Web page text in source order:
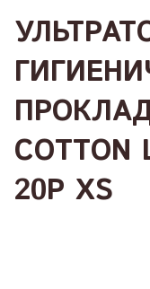
COTTON
20P XS